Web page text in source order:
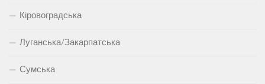
Кіровоградська
Луганська/Закарпатська
Сумська